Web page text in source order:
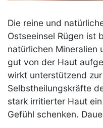
Die reine und
Ostseeinsel Rügen ist
natürlichen Mineralien
gut von der Haut
wirkt unterstützend
Selbstheilungskräfte
stark irritierter Haut
Gefühl schenken.